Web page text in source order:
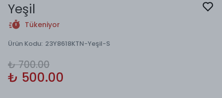
Yeşil
Tükeniyor
Ürün Kodu: 23Y8618KTN-Yeşil-S
₺ 700.00
₺ 500.00